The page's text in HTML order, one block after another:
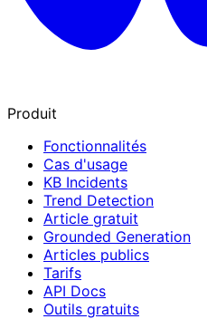
Produit
Fonctionnalités
Cas d'usage
KB Incidents
Trend Detection
Article gratuit
Grounded Generation
Articles publics
Tarifs
API Docs
Outils gratuits